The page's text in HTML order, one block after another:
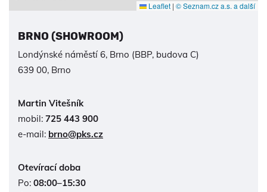
Leaflet | © Seznam.cz a.s. a další
BRNO (SHOWROOM)
Londýnské náměstí 6, Brno (BBP, budova C)
639 00, Brno
Martin Vitešník
mobil: 725 443 900
e-mail: brno@pks.cz
Otevírací doba
Po: 08:00–15:30